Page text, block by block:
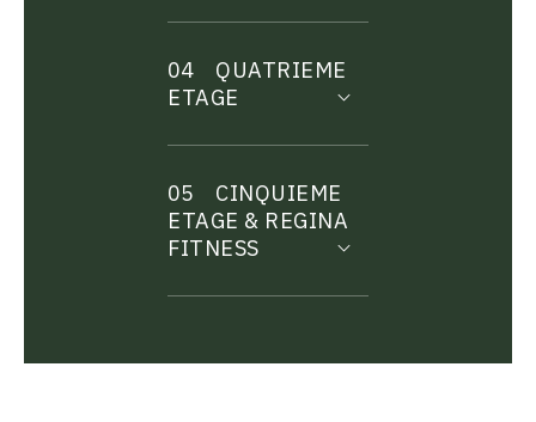
04
QUATRIEME
ETAGE
05
CINQUIEME
ETAGE & REGINA
FITNESS